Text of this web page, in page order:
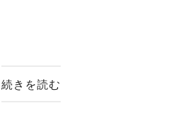
続きを読む